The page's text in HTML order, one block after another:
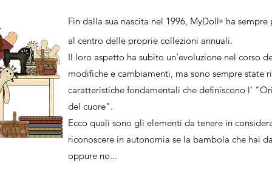
Fin dalla sua nascita nel 1996, MyDoll® ha
al centro delle proprie collezioni annuali.
Il loro aspetto ha subito un'evoluzione nel corso
modifiche e cambiamenti, ma sono sempre state
caratteristiche fondamentali che definiscono l'
del cuore".
Ecco quali sono gli elementi da tenere in
riconoscere in autonomia se la bambola che hai
oppure no...